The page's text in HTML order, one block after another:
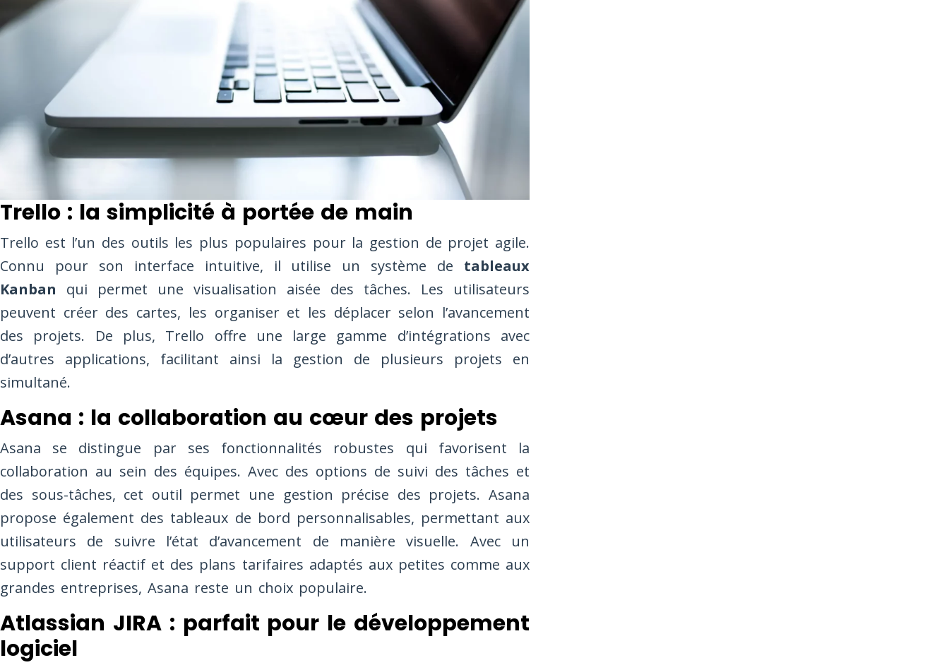
Trello : la simplicité à portée de main
Trello est l’un des outils les plus populaires pour la gestion de projet agile.
Connu pour son interface intuitive, il utilise un système de tableaux
Kanban qui permet une visualisation aisée des tâches. Les utilisateurs
peuvent créer des cartes, les organiser et les déplacer selon l’avancement
des projets. De plus, Trello offre une large gamme d’intégrations avec
d’autres applications, facilitant ainsi la gestion de plusieurs projets en
simultané.
Asana : la collaboration au cœur des projets
Asana se distingue par ses fonctionnalités robustes qui favorisent la
collaboration au sein des équipes. Avec des options de suivi des tâches et
des sous-tâches, cet outil permet une gestion précise des projets. Asana
propose également des tableaux de bord personnalisables, permettant aux
utilisateurs de suivre l’état d’avancement de manière visuelle. Avec un
support client réactif et des plans tarifaires adaptés aux petites comme aux
grandes entreprises, Asana reste un choix populaire.
Atlassian JIRA : parfait pour le développement
logiciel